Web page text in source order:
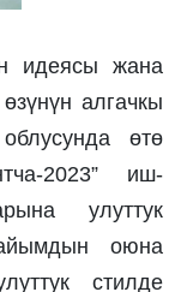
идеясы жана
алгачкы
өтө
2023” иш-
улуттук
оюна
стилде